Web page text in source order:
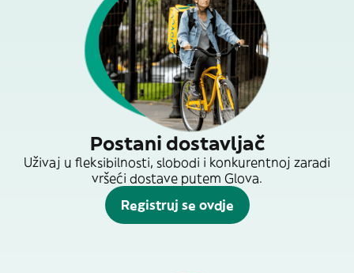
Postani dostavljač
Uživaj u fleksibilnosti, slobodi i konkurentnoj zaradi
vršeći dostave putem Glova.
Registruj se ovdje